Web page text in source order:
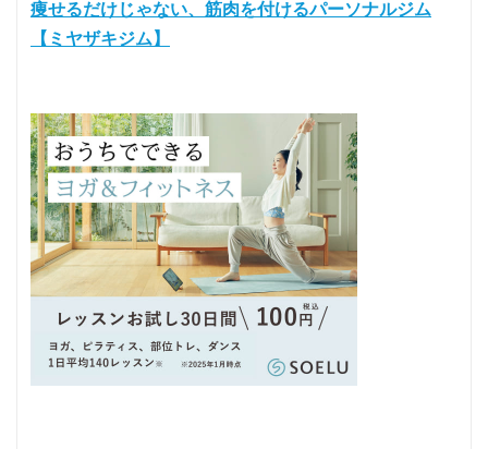
痩せるだけじゃない、筋肉を付けるパーソナルジム
【ミヤザキジム】